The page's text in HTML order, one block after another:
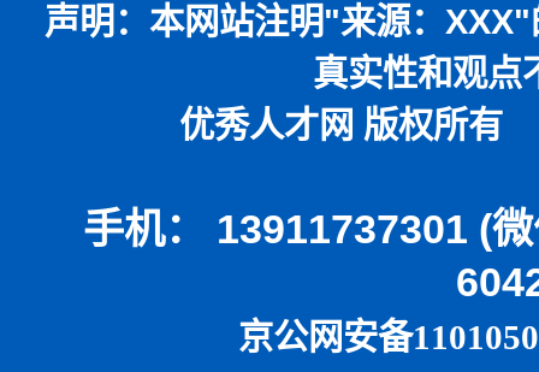
声明：本网站注明"来源： XXX"
真实性和观点
优秀人才网 版权所有 本网
手机： 13911737301 (
京公网安备